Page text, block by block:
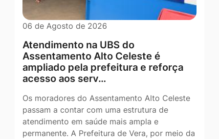
06 de Agosto de 2026
Atendimento na UBS do
Assentamento Alto Celeste é
ampliado pela prefeitura e reforça
acesso aos serv…
Os moradores do Assentamento Alto Celeste
passam a contar com uma estrutura de
atendimento em saúde mais ampla e
permanente. A Prefeitura de Vera, por meio da